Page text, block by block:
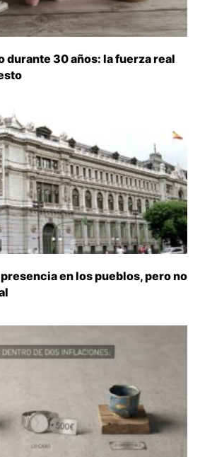
durante 30 años: la fuerza real
en los pueblos, pero no